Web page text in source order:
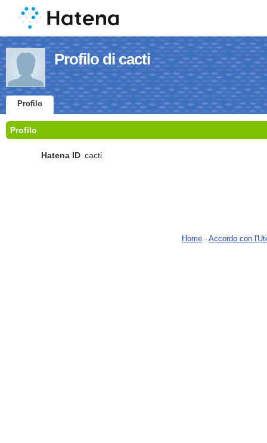
Profilo di cacti
Profilo
Profilo
Hatena ID cacti
Home - Accordo con